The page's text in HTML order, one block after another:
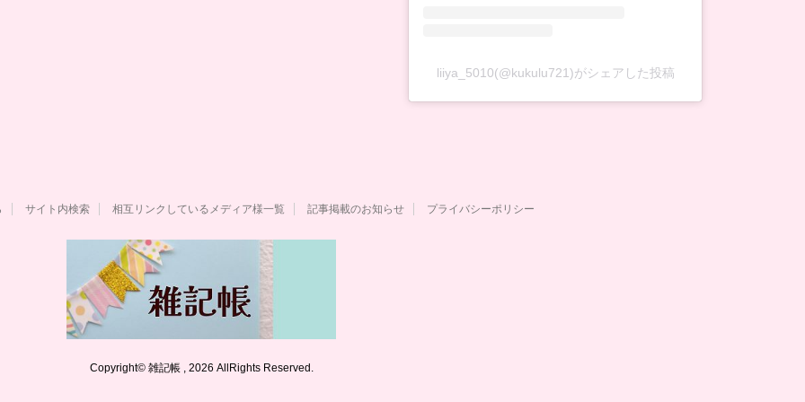
liiya_5010(@kukulu721)がシェアした投稿
サイト内検索 相互リンクしているメディア様一覧 記事掲載のお知らせ プライバシーポリシー
Copyright© 雑記帳 , 2026 AllRights Reserved.